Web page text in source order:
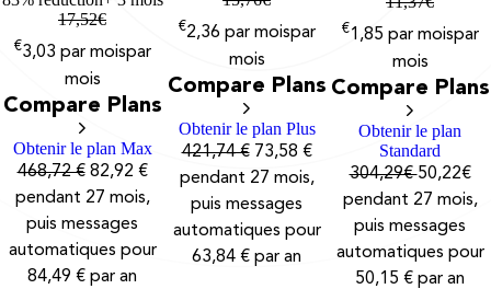
17,52€
€3,03 par moispar
mois
Compare Plans
Obtenir le plan Max
468,72 €82,92 €
pendant 27 mois,
puis messages
automatiques pour
84,49 € par an
€2,36 par moispar
mois
Compare Plans
Obtenir le plan Plus
421,74 €73,58 €
pendant 27 mois,
puis messages
automatiques pour
63,84 € par an
€1,85 par moispar
mois
Compare Plans
Obtenir le plan
Standard
304,29€50,22€
pendant 27 mois,
puis messages
automatiques pour
50,15 € par an